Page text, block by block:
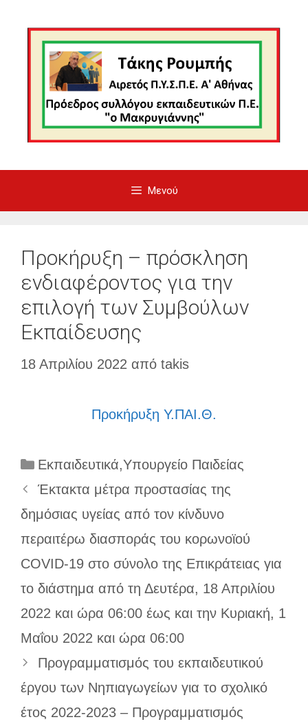
περιεχόμενο
Μενού
Προκήρυξη – πρόσκληση
ενδιαφέροντος για την
επιλογή των Συμβούλων
Εκπαίδευσης
18 Απριλίου 2022 από takis
Προκήρυξη Υ.ΠΑΙ.Θ.
Κατηγορίες
Εκπαιδευτικά,Υπουργείο Παιδείας
Έκτακτα μέτρα προστασίας της
δημόσιας υγείας από τον κίνδυνο
περαιτέρω διασποράς του κορωνοϊού
COVID-19 στο σύνολο της Επικράτειας για
το διάστημα από τη Δευτέρα, 18 Απριλίου
2022 και ώρα 06:00 έως και την Κυριακή, 1
Μαΐου 2022 και ώρα 06:00
Προγραμματισμός του εκπαιδευτικού
έργου των Νηπιαγωγείων για το σχολικό
έτος 2022-2023 – Προγραμματισμός